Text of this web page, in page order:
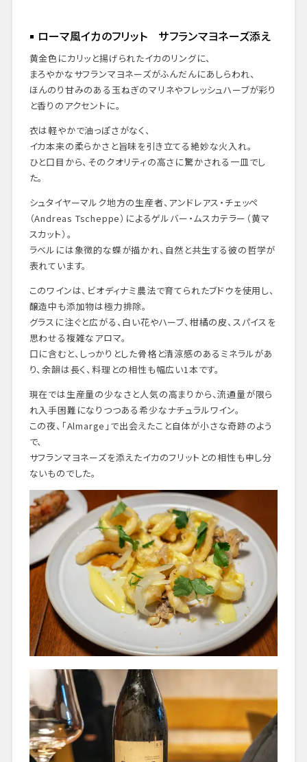
ローマ風イカのフリット サフランマヨネーズ添え
黄金色にカリッと揚げられたイカのリングに、
まろやかなサフランマヨネーズがふんだんにあしらわれ、
ほんのり甘みのある玉ねぎのマリネやフレッシュハーブが彩り
と香りのアクセントに。
衣は軽やかで油っぽさがなく、
イカ本来の柔らかさと旨味を引き立てる絶妙な火入れ。
ひと口目から、そのクオリティの高さに驚かされる一皿でし
た。
シュタイヤーマルク地方の生産者、アンドレアス・チェッペ
（Andreas Tscheppe）によるゲルバー・ムスカテラー（黄マ
スカット）。
ラベルには象徴的な蝶が描かれ、自然と共生する彼の哲学が
表れています。
このワインは、ビオディナミ農法で育てられたブドウを使用し、
醸造中も添加物は極力排除。
グラスに注ぐと広がる、白い花やハーブ、柑橘の皮、スパイスを
思わせる複雑なアロマ。
口に含むと、しっかりとした骨格と清涼感のあるミネラルがあ
り、余韻は長く、料理との相性も幅広い1本です。
現在では生産量の少なさと人気の高まりから、流通量が限ら
れ入手困難になりつつある希少なナチュラルワイン。
この夜、「Almarge」で出会えたこと自体が小さな奇跡のよう
で、
サフランマヨネーズを添えたイカのフリットとの相性も申し分
ないものでした。